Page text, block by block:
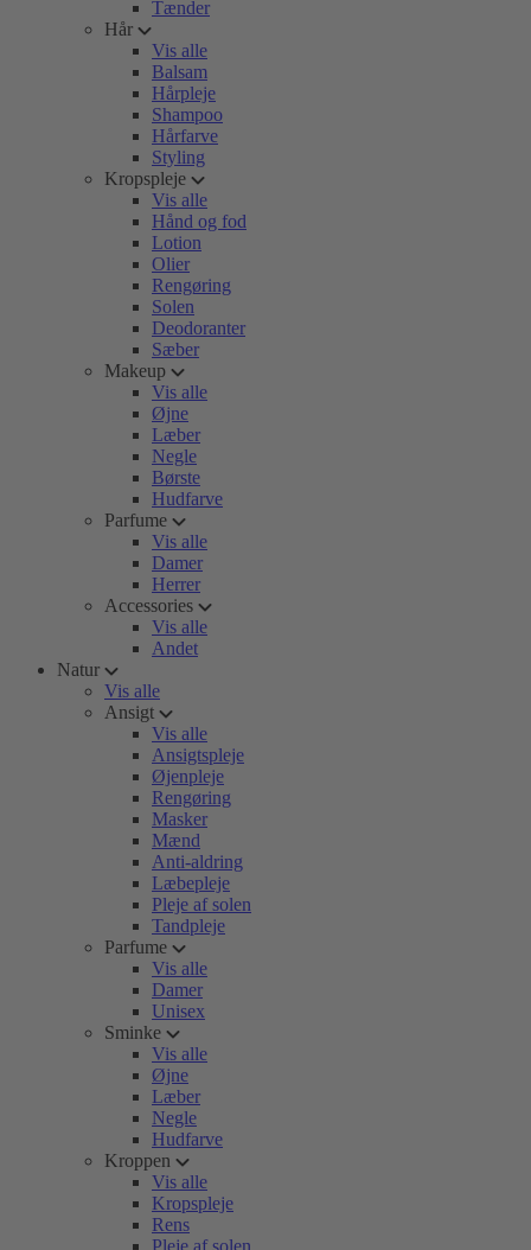
Tænder
Hår
Vis alle
Balsam
Hårpleje
Shampoo
Hårfarve
Styling
Kropspleje
Vis alle
Hånd og fod
Lotion
Olier
Rengøring
Solen
Deodoranter
Sæber
Makeup
Vis alle
Øjne
Læber
Negle
Børste
Hudfarve
Parfume
Vis alle
Damer
Herrer
Accessories
Vis alle
Andet
Natur
Vis alle
Ansigt
Vis alle
Ansigtspleje
Øjenpleje
Rengøring
Masker
Mænd
Anti-aldring
Læbepleje
Pleje af solen
Tandpleje
Parfume
Vis alle
Damer
Unisex
Sminke
Vis alle
Øjne
Læber
Negle
Hudfarve
Kroppen
Vis alle
Kropspleje
Rens
Pleje af solen